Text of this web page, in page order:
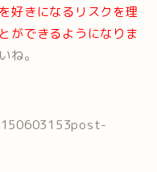
好きになるリスクを理
ができるようになりま
ね。